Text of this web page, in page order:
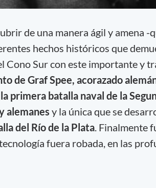
de una manera ágil y amena -
hechos históricos que
Cono Sur con este importante y
de Graf Spee, acorazado
primera batalla naval de la
alemanes y la única que se
del Río de la Plata. Finalmente
fuera robada, en las